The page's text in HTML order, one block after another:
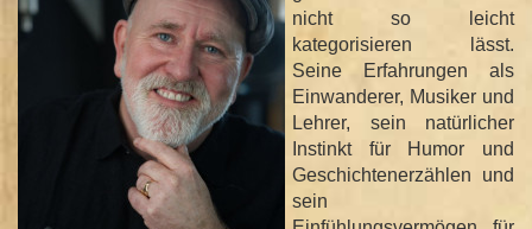
e
n
nicht so leicht
kategorisieren lässt.
Seine Erfahrungen als
Einwanderer, Musiker und
Lehrer, sein natürlicher
Instinkt für Humor und
Geschichtenerzählen und
sein